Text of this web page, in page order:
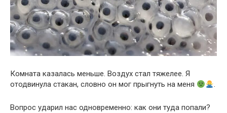
Комната казалась меньше. Воздух стал тяжелее. Я
отодвинула стакан, словно он мог прыгнуть на меня
.
Вопрос ударил нас одновременно: как они туда попали?